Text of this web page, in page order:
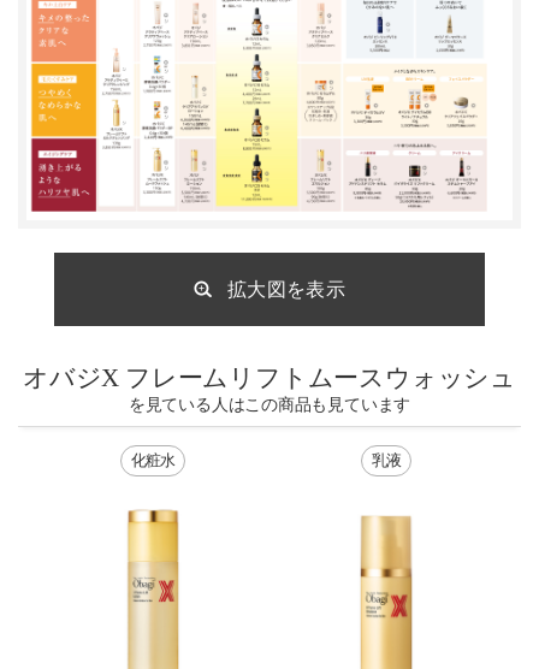
拡大図を表示
オバジX フレームリフトムースウォッシュ
を見ている人はこの商品も見ています
化粧水 乳液